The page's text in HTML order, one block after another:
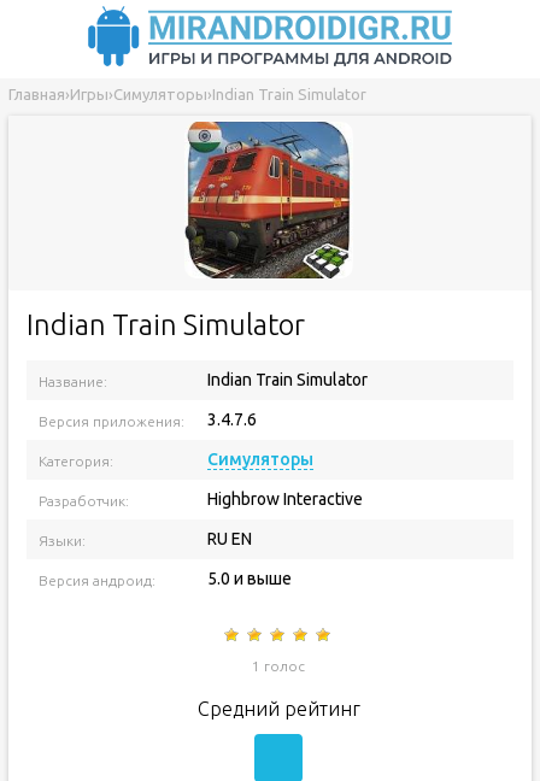
Главная›Игры›Симуляторы›Indian Train Simulator
Indian Train Simulator
Название: Indian Train Simulator
Версия приложения: 3.4.7.6
Категория: Симуляторы
Разработчик: Highbrow Interactive
Языки: RU EN
Версия андроид: 5.0 и выше
1 голос
Средний рейтинг